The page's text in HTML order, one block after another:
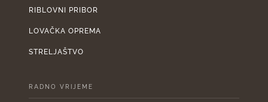
RIBLOVNI PRIBOR
LOVAČKA OPREMA
STRELJAŠTVO
RADNO VRIJEME